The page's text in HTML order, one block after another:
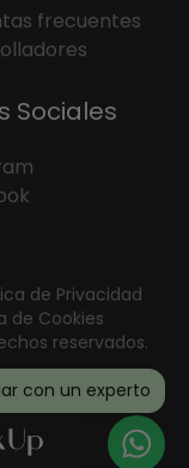
con un experto
frecuentes
Sociales
reservados.
de Privacidad
de Cookies